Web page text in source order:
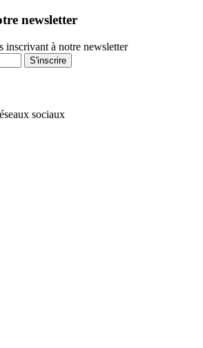
newsletter
inscrivant à notre newsletter
S'inscrire
sociaux